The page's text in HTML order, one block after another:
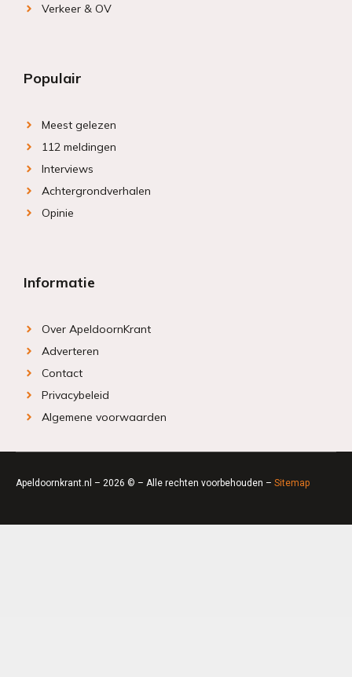
Verkeer & OV
Populair
Meest gelezen
112 meldingen
Interviews
Achtergrondverhalen
Opinie
Informatie
Over ApeldoornKrant
Adverteren
Contact
Privacybeleid
Algemene voorwaarden
Apeldoornkrant.nl – 2026 © – Alle rechten voorbehouden – Sitemap